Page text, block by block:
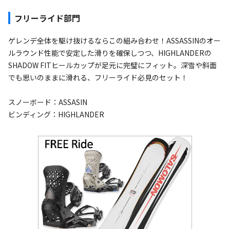
フリーライド部門
ゲレンデ全体を駆け抜けるならこの組み合わせ！ASSASSINのオー
ルラウンド性能で安定した滑りを確保しつつ、HIGHLANDERの
SHADOW FITヒールカップが足元に完璧にフィット。深雪や斜面
でも思いのままに滑れる、フリーライド必見のセット！
スノーボード：ASSASIN
ビンディング：HIGHLANDER